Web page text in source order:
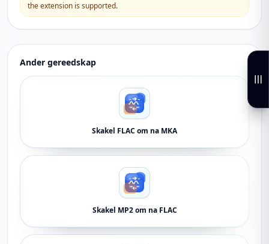
the extension is supported.
Ander gereedskap
Skakel FLAC om na MKA
Skakel MP2 om na FLAC